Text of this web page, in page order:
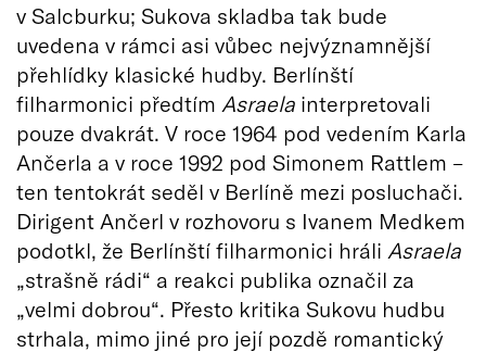
v Salcburku; Sukova skladba tak bude
uvedena v rámci asi vůbec nejvýznamnější
přehlídky klasické hudby. Berlínští
filharmonici předtím Asraela interpretovali
pouze dvakrát. V roce 1964 pod vedením Karla
Ančerla a v roce 1992 pod Simonem Rattlem –
ten tentokrát seděl v Berlíně mezi posluchači.
Dirigent Ančerl v rozhovoru s Ivanem Medkem
podotkl, že Berlínští filharmonici hráli Asraela
„strašně rádi“ a reakci publika označil za
„velmi dobrou“. Přesto kritika Sukovu hudbu
strhala, mimo jiné pro její pozdě romantický